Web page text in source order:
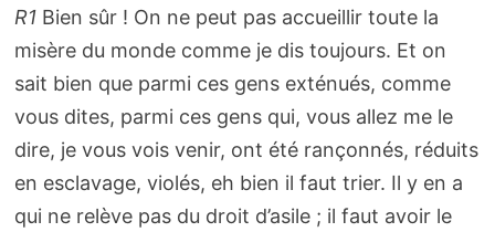
R1Bien sûr ! On ne peut pas accueillir toute la
misère du monde comme je dis toujours. Et on
sait bien que parmi ces gens exténués, comme
vous dites, parmi ces gens qui, vous allez me le
dire, je vous vois venir, ont été rançonnés, réduits
en esclavage, violés, eh bien il faut trier. Il y en a
qui ne relève pas du droit d’asile ; il faut avoir le